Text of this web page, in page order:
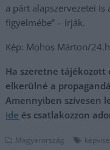
a párt alapszervezetei
figyelmébe” – írják.
Kép: Mohos Márton/
Ha szeretne tájékozott
elkerülné a
Amennyiben szívesen
ide és csatlakozzon
Magyarország